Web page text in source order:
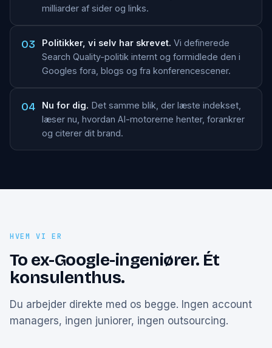
milliarder af sider og links.
03 Politikker, vi selv har skrevet. Vi definerede
Search Quality-politik internt og formidlede den i
Googles fora, blogs og fra konferencescener.
04 Nu for dig. Det samme blik, der læste indekset,
læser nu, hvordan AI-motorerne henter, forankrer
og citerer dit brand.
HVEM VI ER
To ex-Google-ingeniører. Ét
konsulenthus.
Du arbejder direkte med os begge. Ingen account
managers, ingen juniorer, ingen outsourcing.